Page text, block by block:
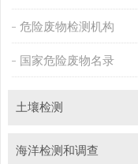
危险废物检测机构
国家危险废物名录
土壤检测
海洋检测和调查